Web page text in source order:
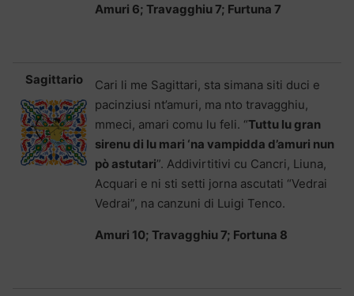
Amuri 6; Travagghiu 7; Furtuna 7
Sagittario
Cari li me Sagittari, sta simana siti duci e
pacinziusi nt’amuri, ma nto travagghiu,
mmeci, amari comu lu feli. “Tuttu lu gran
sirenu di lu mari ‘na vampidda d’amuri nun
pò astutari”. Addivirtitivi cu Cancri, Liuna,
Acquari e ni sti setti jorna ascutati “Vedrai
Vedrai”, na canzuni di Luigi Tenco.
Amuri 10; Travagghiu 7; Fortuna 8